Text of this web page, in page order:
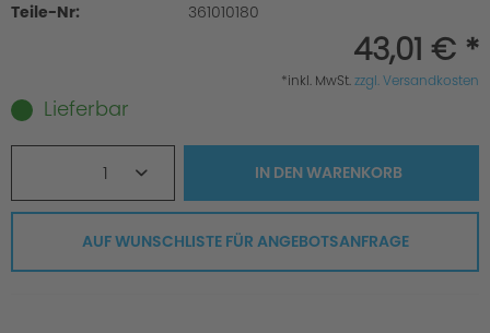
Teile-Nr: 361010180
43,01 € *
*inkl. MwSt.zzgl. Versandkosten
Lieferbar
1 IN DENWARENKORB
AUF WUNSCHLISTE FÜR ANGEBOTSANFRAGE